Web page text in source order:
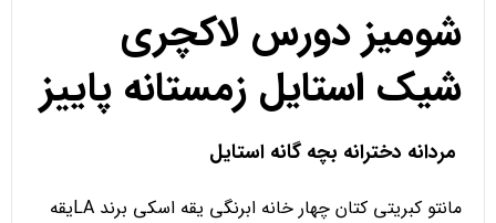
شومیز دورس لاکچری
شیک استایل زمستانه پاییز
مردانه دخترانه بچه گانه استایل
مانتو کبریتی کتان چهار خانه ابرنگی یقه اسکی برند LAیقه